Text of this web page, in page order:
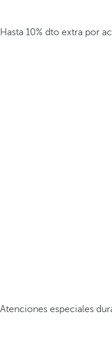
Hasta 10% dto extra por
Atenciones especiales